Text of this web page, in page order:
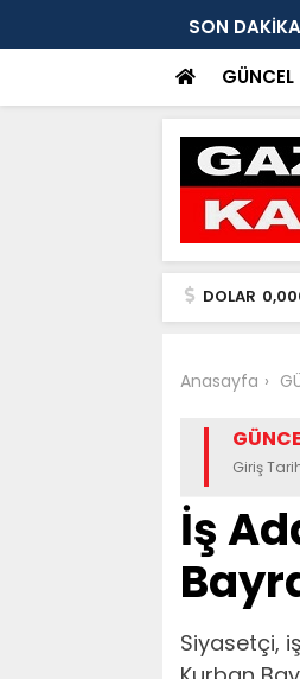
SON DAKİKA
Damlacık köylerini ziyaret etti
GÜNCEL
DOLAR
Anasayfa
Giriş
İş
Siyasetçi,